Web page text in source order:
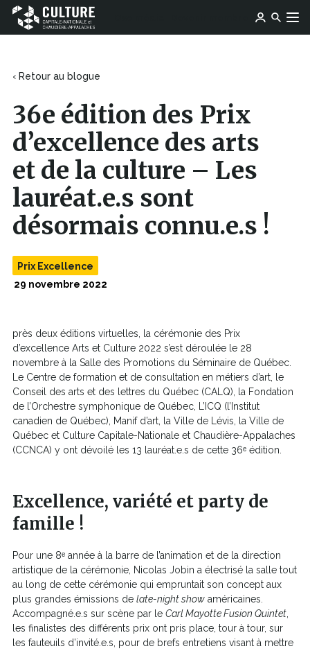
Aller au contenu
Culture
Capitale-
Chaudière-
fenêtre
‹ Retour au blogue
36e édition des Prix
d’excellence des arts
et de la culture – Les
lauréat.e.s sont
désormais connu.e.s !
Prix Excellence
29 novembre 2022
près deux éditions virtuelles, la cérémonie des Prix
d’excellence Arts et Culture 2022 s’est déroulée le 28
novembre à la Salle des Promotions du Séminaire de Québec.
Le Centre de formation et de consultation en métiers d’art, le
Conseil des arts et des lettres du Québec (CALQ), la Fondation
de l’Orchestre symphonique de Québec, L’ICQ (l’Institut
canadien de Québec), Manif d’art, la Ville de Lévis, la Ville de
Québec et Culture Capitale-Nationale et Chaudière-Appalaches
(CCNCA) y ont dévoilé les 13 lauréat.e.s de cette 36ᵉ édition.
Excellence, variété et party de
famille !
Pour une 8ᵉ année à la barre de l’animation et de la direction
artistique de la cérémonie, Nicolas Jobin a électrisé la salle tout
au long de cette cérémonie qui empruntait son concept aux
plus grandes émissions de late-night show américaines.
Accompagné.e.s sur scène par le Carl Mayotte Fusion Quintet
les finalistes des différents prix ont pris place, tour à tour, sur
les fauteuils d’invité.e.s, pour de brefs entretiens visant à mettre